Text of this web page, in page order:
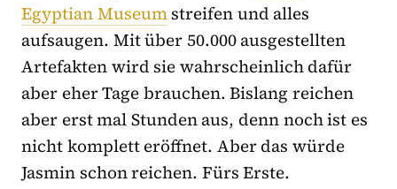
Egyptian Museumstreifen und alles
aufsaugen. Mit über 50.000 ausgestellten
Artefakten wird sie wahrscheinlich dafür
aber eher Tage brauchen. Bislang reichen
aber erst mal Stunden aus, denn noch ist es
nicht komplett eröffnet. Aber das würde
Jasmin schon reichen. Fürs Erste.